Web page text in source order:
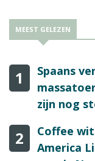
MEEST GELEZEN
1
Spaans
zijn nog
2
Coffee
America